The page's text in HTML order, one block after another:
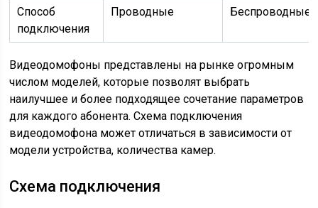
Способ
подключения
Проводные Беспроводные
Видеодомофоны представлены на рынке огромным
числом моделей, которые позволят выбрать
наилучшее и более подходящее сочетание параметров
для каждого абонента. Схема подключения
видеодомофона может отличаться в зависимости от
модели устройства, количества камер.
Схема подключения